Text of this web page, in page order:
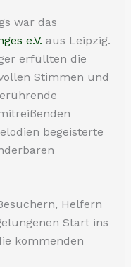
war das
e.V. aus Leipzig.
erfüllten die
Stimmen und
begeisterte
Helfern
Start ins
kommenden